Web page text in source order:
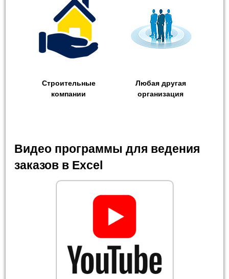
Строительные
компании
Любая другая
организация
Видео программы для ведения
заказов в Excel